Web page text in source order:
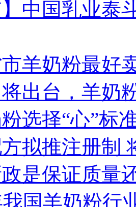
】中国乳业
羊奶粉最好
出台，羊奶
选择“心”标
拟推注册制
是保证质量
我国羊奶粉行